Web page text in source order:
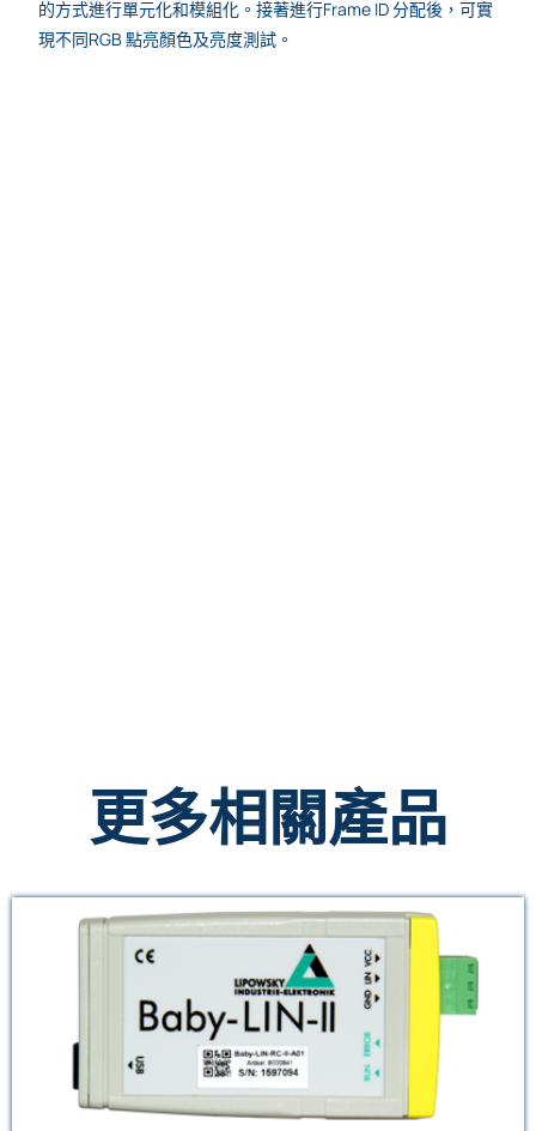
的方式進行單元化和模組化。接著進行Frame ID 分配後，可實
現不同RGB 點亮顏色及亮度測試。
更多相關產品
Baby-LIN-II
專業的LIN匯流排工具，可同時模擬一個LIN主節點與多個
從節點，可實現自動化測試功能